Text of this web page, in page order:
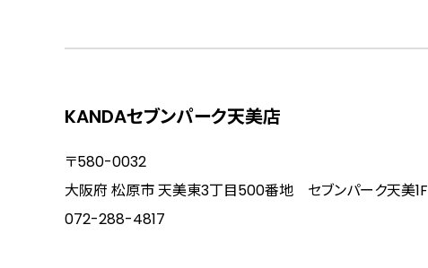
KANDAセブンパーク天美店
〒580-0032
大阪府 松原市 天美東3丁目500番地 セブンパーク天美1F
072-288-4817